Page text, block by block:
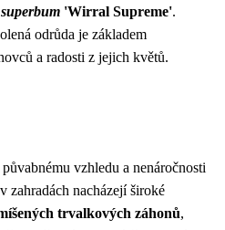
'Wirral Supreme'.
odrůda je základem
a radosti z jejich květů.
vzhledu a nenáročnosti
zahradách nacházejí široké
trvalkových záhonů,